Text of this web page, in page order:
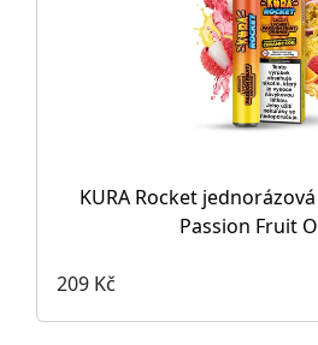
KURA Rocket
Passion Fruit
209 Kč